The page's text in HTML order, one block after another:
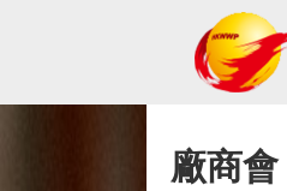
廠商